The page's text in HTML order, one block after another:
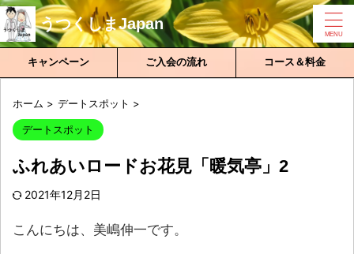
うつくしまJapan
キャンペーン ご入会の流れ コース＆料金
ホーム > デートスポット >
デートスポット
ふれあいロードお花見「暖気亭」2
2021年12月2日
こんにちは、美嶋伸一です。